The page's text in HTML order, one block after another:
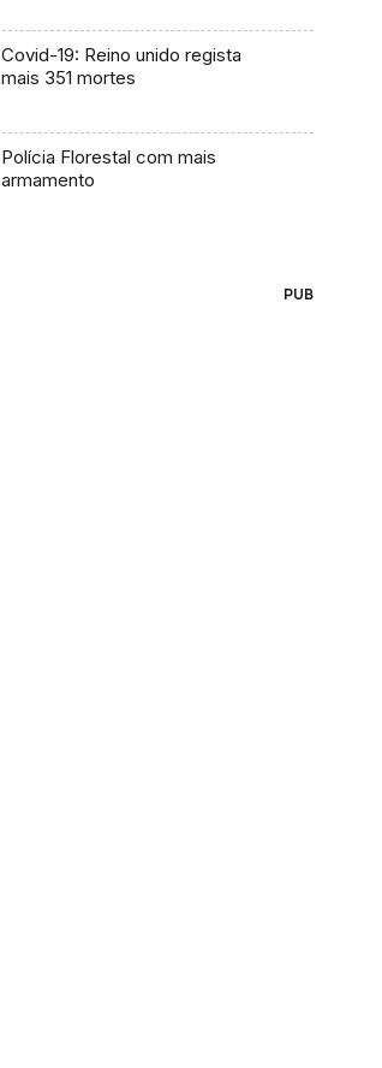
Covid-19: Reino unido regista
mais 351 mortes
Polícia Florestal com mais
armamento
PUB